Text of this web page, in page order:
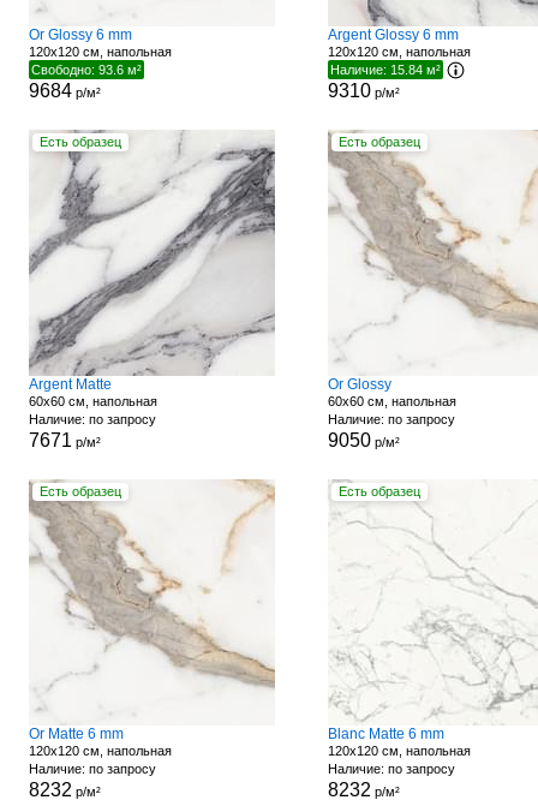
Or Glossy 6 mm
120x120 см, напольная
Свободно: 93.6 м²
9684р/м²
Argent Glossy 6 mm
120x120 см, напольная
Наличие: 15.84 м²
9310р/м²
Есть образец
Argent Matte
60x60 см, напольная
Наличие: по запросу
7671 р/м²
Есть образец
Or Glossy
60x60 см, напольная
Наличие: по запросу
9050р/м²
Есть образец
Or Matte 6 mm
120x120 см, напольная
Наличие: по запросу
8232 р/м²
Есть образец
Blanc Matte 6 mm
120x120 см, напольная
Наличие: по запросу
8232 р/м²